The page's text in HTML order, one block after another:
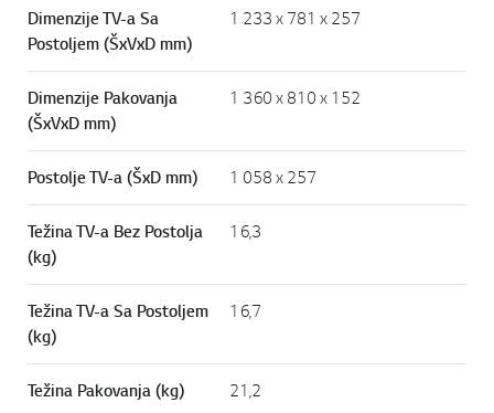
Dimenzije TV-a Sa
Postoljem (ŠxVxD mm)
1 233 x 781 x 257
Dimenzije Pakovanja
(ŠxVxD mm)
1 360 x 810 x 152
Postolje TV-a (ŠxD mm) 1 058 x 257
Težina TV-a Bez Postolja
(kg)
16,3
Težina TV-a Sa Postoljem
(kg)
16,7
Težina Pakovanja (kg) 21,2